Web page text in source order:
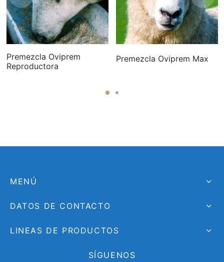
Premezcla Oviprem
Reproductora
Premezcla Oviprem Max
MENÚ
DATOS DE CONTACTO
LINEAS DE PRODUCTOS
SÍGUENOS